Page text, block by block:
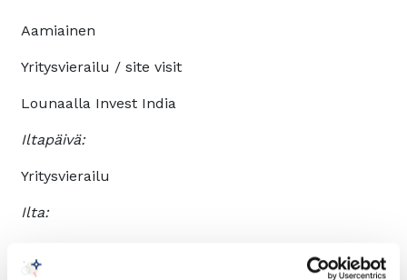
Aamiainen
Yritysvierailu / site visit
Lounaalla Invest India
Iltapäivä:
Yritysvierailu
Ilta: